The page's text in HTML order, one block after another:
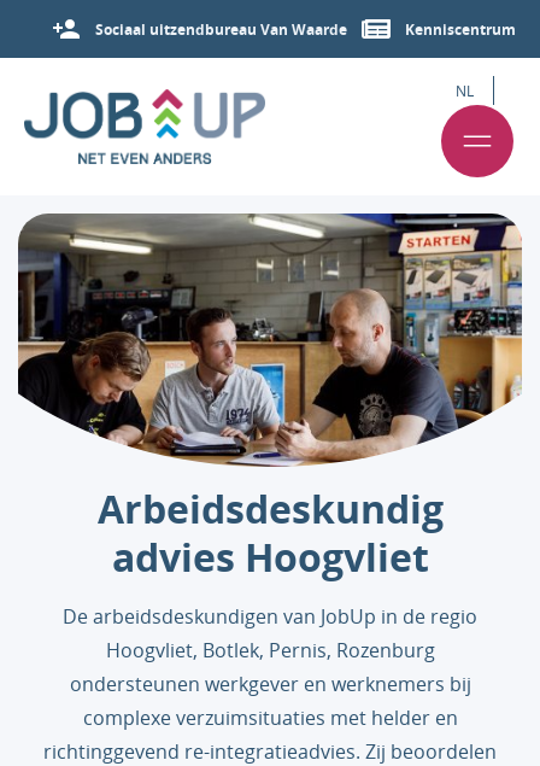
Sociaal uitzendbureau Van Waarde Kenniscentrum
NL
Arbeids­deskundig
advies Hoogvliet
De arbeidsdeskundigen van JobUp in de regio
Hoogvliet, Botlek, Pernis, Rozenburg
ondersteunen werkgever en werknemers bij
complexe verzuimsituaties met helder en
richtinggevend re-integratieadvies. Zij beoordelen